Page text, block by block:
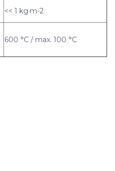
<< 1 kg·m-2
600 °C / max. 100 °C